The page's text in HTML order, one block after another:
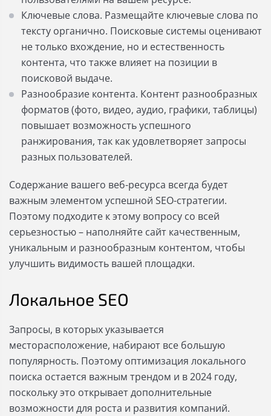
Ключевые слова. Размещайте ключевые слова по
тексту органично. Поисковые системы оценивают
не только вхождение, но и естественность
контента, что также влияет на позиции в
поисковой выдаче.
Разнообразие контента. Контент разнообразных
форматов (фото, видео, аудио, графики, таблицы)
повышает возможность успешного
ранжирования, так как удовлетворяет запросы
разных пользователей.
Содержание вашего веб-ресурса всегда будет
важным элементом успешной SEO-стратегии.
Поэтому подходите к этому вопросу со всей
серьезностью – наполняйте сайт качественным,
уникальным и разнообразным контентом, чтобы
улучшить видимость вашей площадки.
Локальное SEO
Запросы, в которых указывается
месторасположение, набирают все большую
популярность. Поэтому оптимизация локального
поиска остается важным трендом и в 2024 году,
поскольку это открывает дополнительные
возможности для роста и развития компаний.